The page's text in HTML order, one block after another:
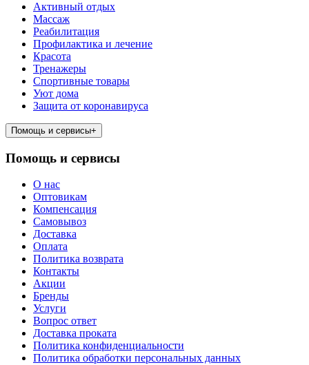
Активный отдых
Массаж
Реабилитация
Профилактика и лечение
Красота
Тренажеры
Спортивные товары
Уют дома
Защита от коронавируса
Помощь и сервисы+
Помощь и сервисы
О нас
Оптовикам
Компенсация
Самовывоз
Доставка
Оплата
Политика возврата
Контакты
Акции
Бренды
Услуги
Вопрос ответ
Доставка проката
Политика конфиденциальности
Политика обработки персональных данных